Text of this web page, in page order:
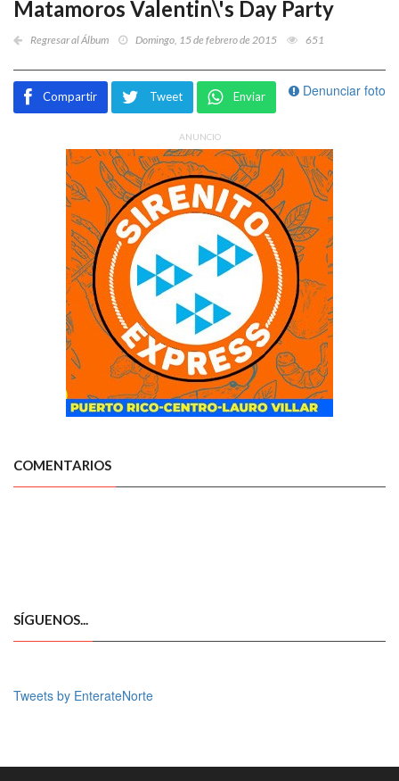
Matamoros Valentin\'s Day Party
Regresar al Álbum Domingo, 15 de febrero de 2015 651
Denunciar foto
Compartir Tweet Enviar
ANUNCIO
COMENTARIOS
SÍGUENOS...
Tweets by EnterateNorte